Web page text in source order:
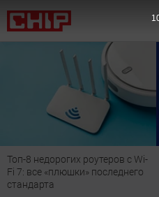
Топ-8 недорогих роутеров с Wi-
Fi 7: все «плюшки» последнего
стандарта
9